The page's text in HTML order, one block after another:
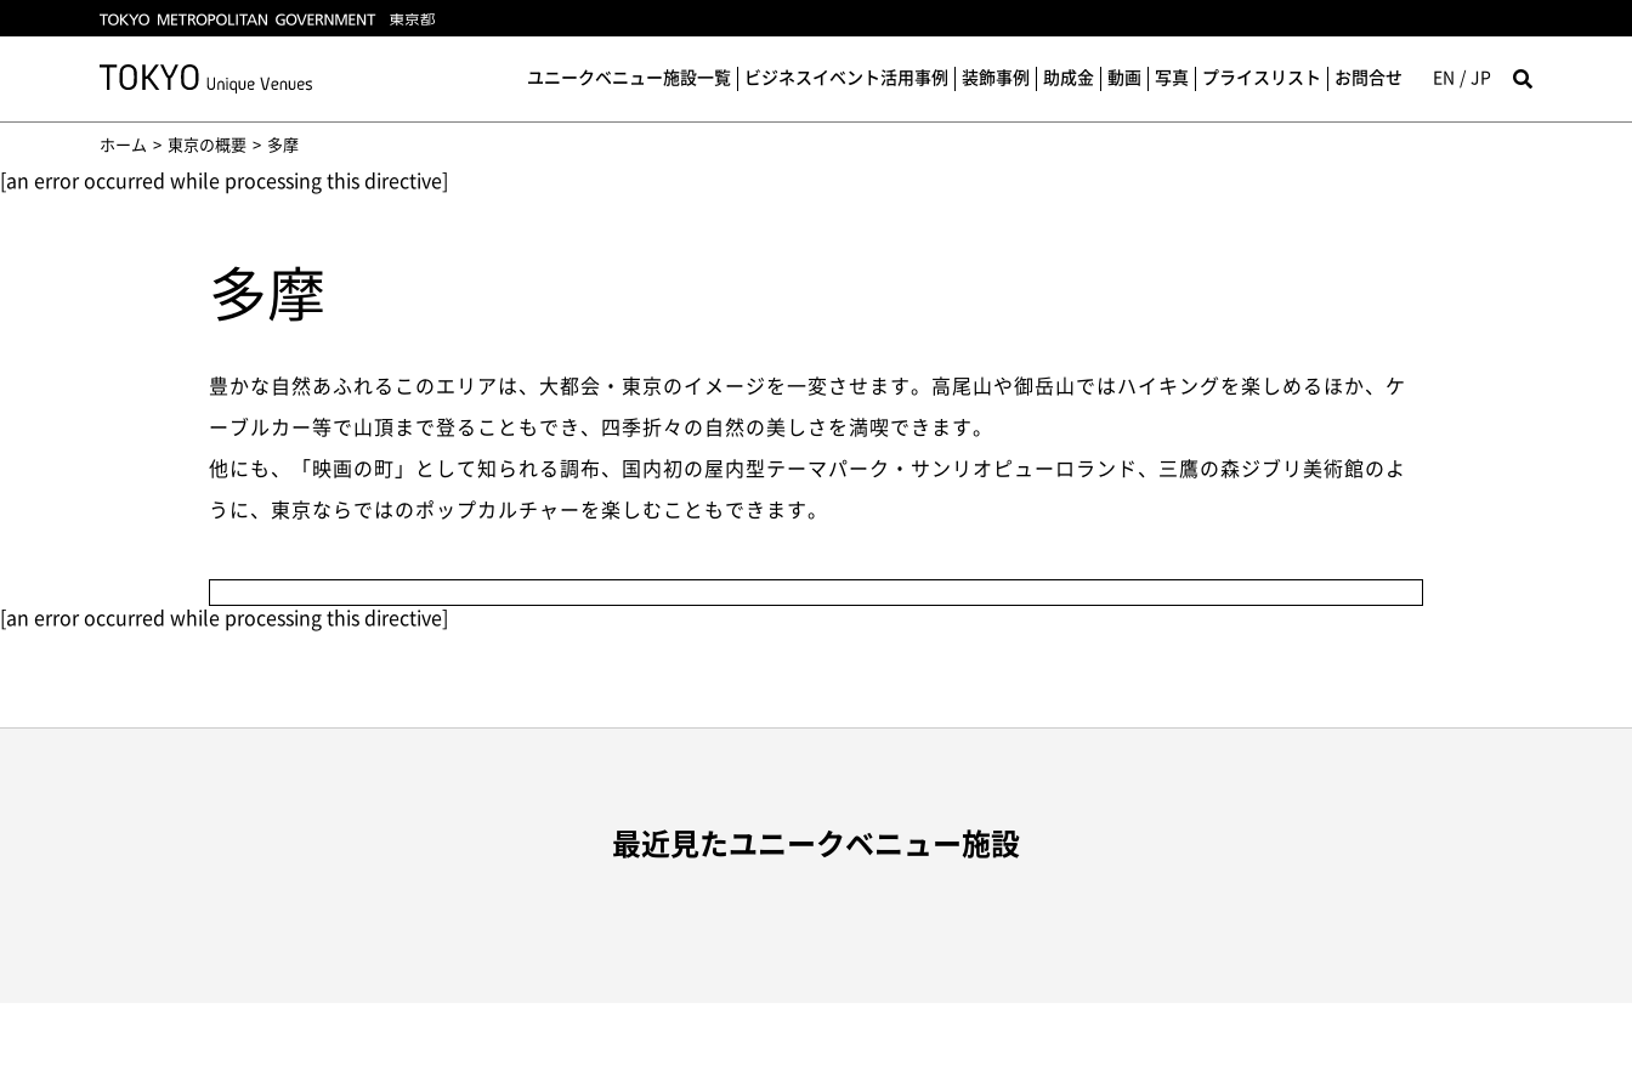
ユニークベニュー施設一覧 ビジネスイベント活用事例 装飾事例 助成金 動画 写真 プライスリスト お問合せ EN JP
ホーム 東京の概要 多摩
[an error occurred while processing this directive]
多摩
豊かな自然あふれるこのエリアは、大都会・東京のイメージを一変させます。高尾山や御岳山ではハイキングを楽しめるほか、ケ
ーブルカー等で山頂まで登ることもでき、四季折々の自然の美しさを満喫できます。
他にも、「映画の町」として知られる調布、国内初の屋内型テーマパーク・サンリオピューロランド、三鷹の森ジブリ美術館のよ
うに、東京ならではのポップカルチャーを楽しむこともできます。
[an error occurred while processing this directive]
最近見たユニークベニュー施設